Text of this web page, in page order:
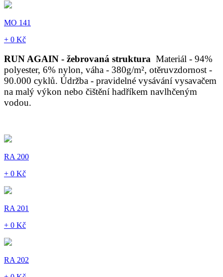
MO 141
+ 0 Kč
RUN AGAIN - žebrovaná struktura Materiál - 94%
polyester, 6% nylon, váha - 380g/m², otěruvzdornost -
90.000 cyklů. Údržba - pravidelné vysávání vysavačem
na malý výkon nebo čištění hadříkem navlhčeným
vodou.
RA 200
+ 0 Kč
RA 201
+ 0 Kč
RA 202